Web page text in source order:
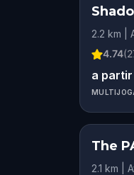
2.2 km |
4.74(
a partir
The
2.1 km |